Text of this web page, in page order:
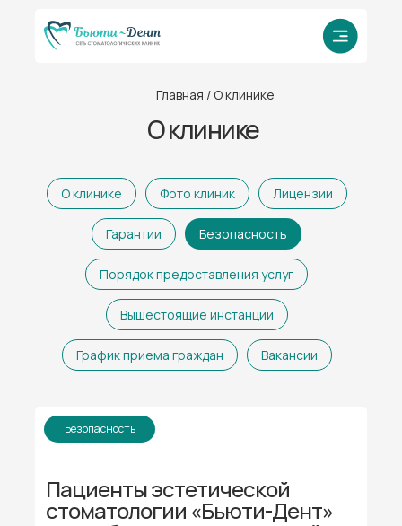
О клинике
Главная / О клинике
О клинике Фото клиник Лицензии
Гарантии Безопасность
Порядок предоставления услуг
Вышестоящие инстанции
График приема граждан Вакансии
Безопасность
Пациенты эстетической
стоматологии «Бьюти-Дент»